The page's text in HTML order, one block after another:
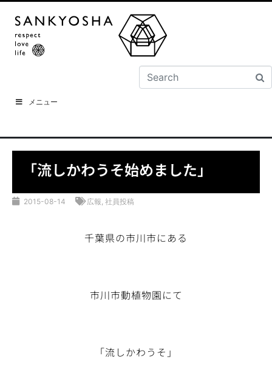
メニュー
「流しかわうそ始めました」
2015-08-14 広報, 社員投稿
千葉県の市川市にある
市川市動植物園にて
「流しかわうそ」